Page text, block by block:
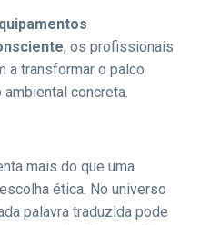
, os profissionais
a transformar o palco
concreta.
mais do que uma
ética. No universo
palavra traduzida pode